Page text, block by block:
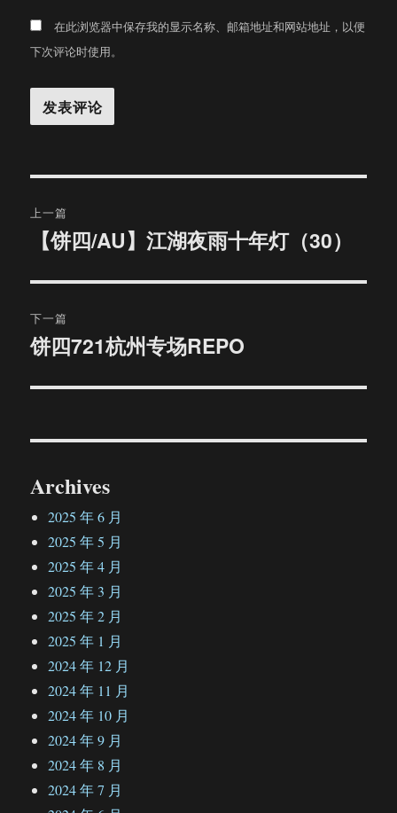
在此浏览器中保存我的显示名称、邮箱地址和网站地址，以便
下次评论时使用。
章
航
上一篇
文
章：
【饼四/AU】江湖夜雨十年灯（30）
下一篇
下
文
饼四721杭州专场REPO
Archives
2025 年 6 月
2025 年 5 月
2025 年 4 月
2025 年 3 月
2025 年 2 月
2025 年 1 月
2024 年 12 月
2024 年 11 月
2024 年 10 月
2024 年 9 月
2024 年 8 月
2024 年 7 月